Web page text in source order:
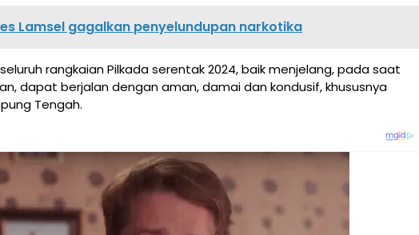
Lamsel gagalkan penyelundupan narkotika
rangkaian Pilkada serentak 2024, baik menjelang, pada saat
dapat berjalan dengan aman, damai dan kondusif, khususnya
Tengah.